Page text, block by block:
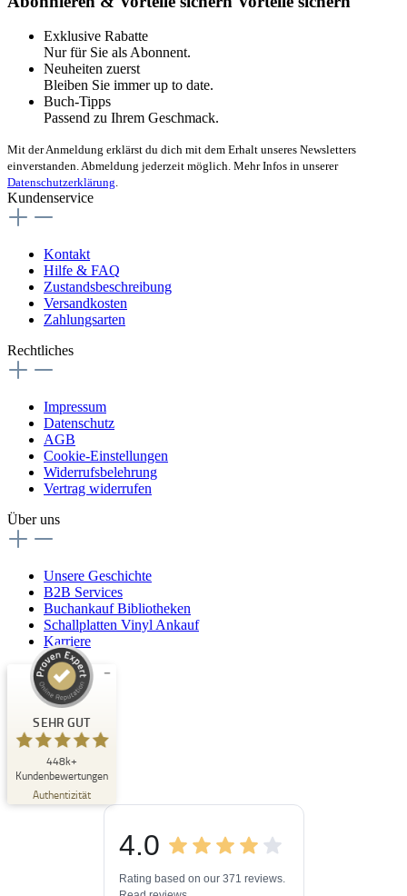
Exklusive Rabatte
Nur für Sie als Abonnent.
Neuheiten zuerst
Bleiben Sie immer up to date.
Buch-Tipps
Passend zu Ihrem Geschmack.
Mit der Anmeldung erklärst du dich mit dem Erhalt unseres Newsletters
einverstanden. Abmeldung jederzeit möglich. Mehr Infos in unserer
Datenschutzerklärung.
Kundenservice
Kontakt
Hilfe & FAQ
Zustandsbeschreibung
Versandkosten
Zahlungsarten
Rechtliches
Impressum
Datenschutz
AGB
Cookie-Einstellungen
Widerrufsbelehrung
Vertrag widerrufen
Über uns
Unsere Geschichte
B2B Services
Buchankauf Bibliotheken
Schallplatten Vinyl Ankauf
Karriere
SEHR GUT
448k+
Kundenbewertungen
Authentizität
Kundenbewertungen und Erfahrungen zu
SEHR GUT
4,84
/
5,00
3
ProvenExpert.com
4.0
Rating based on our 371 reviews.